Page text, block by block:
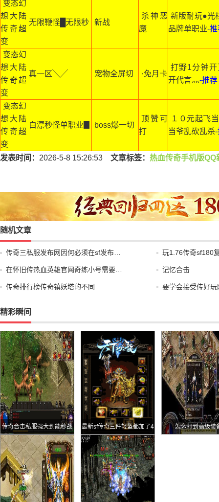
变态幻
想大陆
传奇超
变
无限鞭怪█无限秒 新战
杀神恶
魔
新版耐玩●光
品牌单职业-推
变态幻
想大陆
传奇超
变
真一区╲╱ 宠物全屏切 ·免月卡
打野1分钟
开代言灬-推荐
变态幻
想大陆
传奇超
变
白漂秒怪单职业▊ boss爆一切
顶赞可
打
１０元起飞
当爷乱砍乱杀-
发表时间： 2026-5-8 15:26:53 文章标签： 热血传奇手机版QQ
随机文章
传奇三私服发布网因何必须在sf发布… 玩1.76传奇sf180
在怀旧传热血英雄官网奇练小号需要… 记忆合击
传奇排行榜传奇镇妖塔的不同 要学会接受传好
精彩瞬间
传奇合击私服强大到能秒战
士且最适合团战的道士神技
噬魂沼泽
最新sf传奇三件轻盔都加了4
点极品属性价值差别却很大
怎么打到高级装